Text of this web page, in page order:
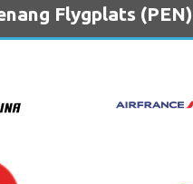
Flygplats (PEN)